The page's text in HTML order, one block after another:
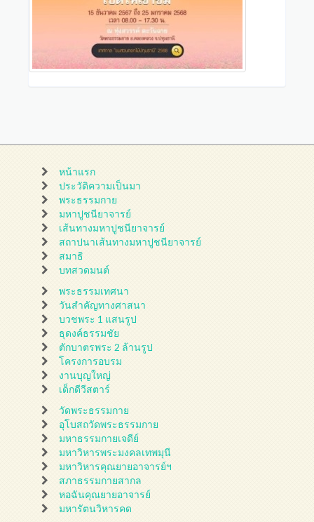
หน้าแรก
ประวัติความเป็นมา
พระธรรมกาย
มหาปูชนียาจารย์
เส้นทางมหาปูชนียาจารย์
สถาปนาเส้นทางมหาปูชนียาจารย์
สมาธิ
บทสวดมนต์
พระธรรมเทศนา
วันสำคัญทางศาสนา
บวชพระ 1 แสนรูป
ธุดงค์ธรรมชัย
ตักบาตรพระ 2 ล้านรูป
โครงการอบรม
งานบุญใหญ่
เด็กดีวีสตาร์
วัดพระธรรมกาย
อุโบสถวัดพระธรรมกาย
มหาธรรมกายเจดีย์
มหาวิหารพระมงคลเทพมุนี
มหาวิหารคุณยายอาจารย์ฯ
สภาธรรมกายสากล
หอฉันคุณยายอาจารย์
มหารัตนวิหารคด